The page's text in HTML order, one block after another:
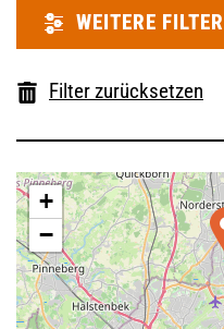
+
−
WEITERE FILTER
Filter zurücksetzen